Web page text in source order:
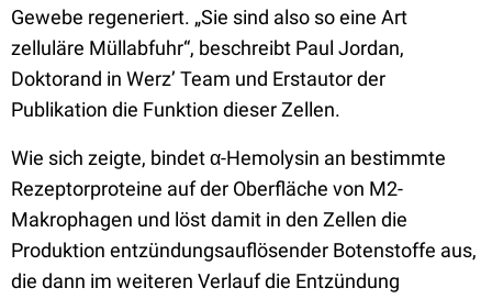
Gewebe regeneriert. „Sie sind also so eine Art
zelluläre Müllabfuhr“, beschreibt Paul Jordan,
Doktorand in Werz’ Team und Erstautor der
Publikation die Funktion dieser Zellen.
Wie sich zeigte, bindet α-Hemolysin an bestimmte
Rezeptorproteine auf der Oberfläche von M2-
Makrophagen und löst damit in den Zellen die
Produktion entzündungsauflösender Botenstoffe aus,
die dann im weiteren Verlauf die Entzündung